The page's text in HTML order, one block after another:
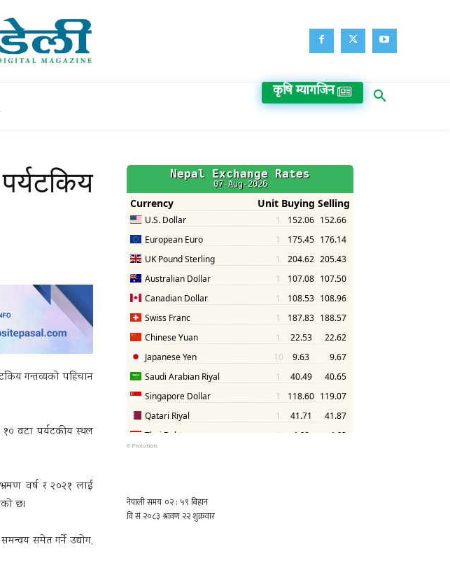
कृषि म्यागजिन
गन्तव्यको पहिचान
१० वटा पर्यटकीय स्थल
वर्ष र २०२१ लाई
छ।
समेत गर्ने उद्योग,
© Psolution